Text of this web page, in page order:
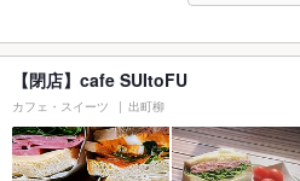
【閉店】cafe SUItoFU
カフェ・スイーツ 出町柳